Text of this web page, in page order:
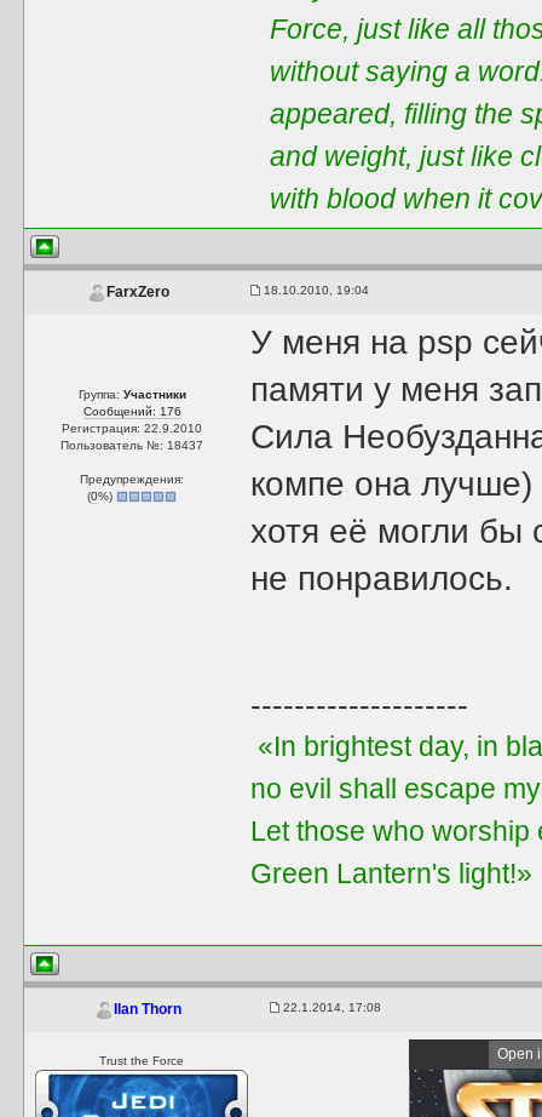
Force, just like all
without saying a
appeared, filling the
and weight, just like
with blood when it
FarxZero 18.10.2010, 19:04
Группа: Участники
Сообщений: 176
Регистрация: 22.9.2010
Пользователь №: 18437
Предупреждения:
(0%)
У меня на psp
памяти у меня
Сила
компе она лучше)
хотя её могли бы
не понравилось.
--------------------
«In brightest day, in
no evil shall escape
Let those who worship
Green Lantern's light!»
Ilan Thorn 22.1.2014, 17:08
Trust the Force Open